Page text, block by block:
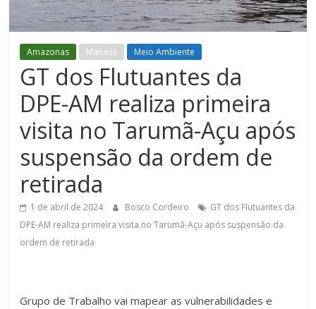
Figueiredo
Amazonas Manaus Meio Ambiente
GT dos Flutuantes da
DPE-AM realiza primeira
visita no Tarumã-Açu após
suspensão da ordem de
retirada
1 de abril de 2024 Bosco Cordeiro
GT dos Flutuantes da
DPE-AM realiza primeira visita no Tarumã-Açu após suspensão da
ordem de retirada
Grupo de Trabalho vai mapear as vulnerabilidades e